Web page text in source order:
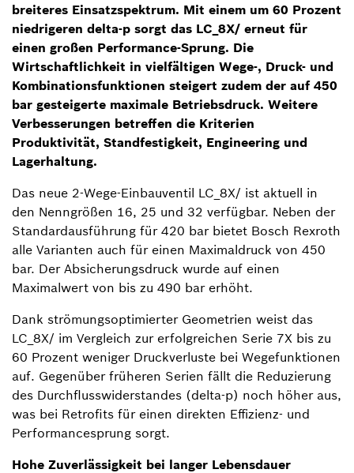
breiteres Einsatzspektrum. Mit einem um 60 Prozent
niedrigeren delta-p sorgt das LC_8X/ erneut für
einen großen Performance-Sprung. Die
Wirtschaftlichkeit in vielfältigen Wege-, Druck- und
Kombinationsfunktionen steigert zudem der auf 450
bar gesteigerte maximale Betriebsdruck. Weitere
Verbesserungen betreffen die Kriterien
Produktivität, Standfestigkeit, Engineering und
Lagerhaltung.
Das neue 2-Wege-Einbauventil LC_8X/ ist aktuell in
den Nenngrößen 16, 25 und 32 verfügbar. Neben der
Standardausführung für 420 bar bietet Bosch Rexroth
alle Varianten auch für einen Maximaldruck von 450
bar. Der Absicherungsdruck wurde auf einen
Maximalwert von bis zu 490 bar erhöht.
Dank strömungsoptimierter Geometrien weist das
LC_8X/ im Vergleich zur erfolgreichen Serie 7X bis zu
60 Prozent weniger Druckverluste bei Wegefunktionen
auf. Gegenüber früheren Serien fällt die Reduzierung
des Durchflusswiderstandes (delta-p) noch höher aus,
was bei Retrofits für einen direkten Effizienz- und
Performancesprung sorgt.
Hohe Zuverlässigkeit bei langer Lebensdauer